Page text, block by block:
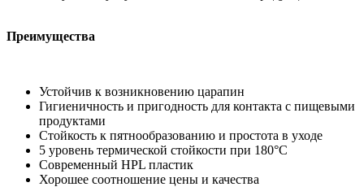
Преимущества
Устойчив к возникновению царапин
Гигиеничность и пригодность для контакта с пищевыми
продуктами
Стойкость к пятнообразованию и простота в уходе
5 уровень термической стойкости при 180°С
Современный HPL пластик
Хорошее соотношение цены и качества